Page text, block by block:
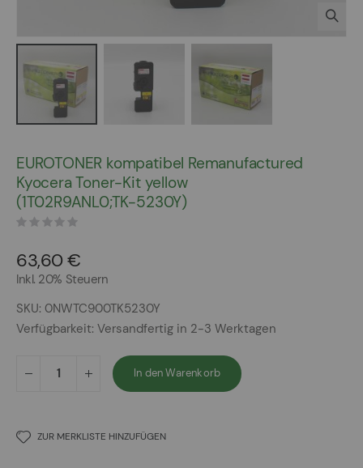
der
Bildergalerie
springen
EUROTONER kompatibel Remanufactured
Kyocera Toner-Kit yellow
(1T02R9ANL0;TK-5230Y)
63,60 €
Inkl. 20% Steuern
SKU 0NWTC900TK5230Y
Verfügbarkeit: Versandfertig in 2-3 Werktagen
In den Warenkorb
ZUR MERKLISTE HINZUFÜGEN